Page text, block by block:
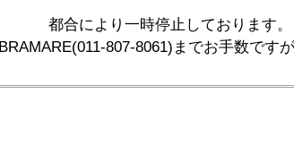
都合により一時停止しております
807-8061)までお手数です